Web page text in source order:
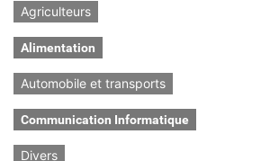
Agriculteurs
Alimentation
Automobile et transports
Communication Informatique
Divers